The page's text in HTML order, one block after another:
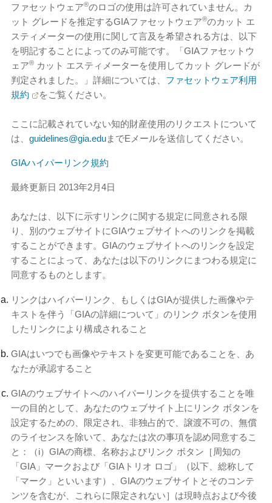
ファセットウェア®のロゴの使用は許可されていません。カ
ット グレードを推定するGIAファセットウェア®のカット エ
スティメーターの使用に関して言及を希望される方は、以下
を明記することによってのみ可能です。「GIAファセットウ
ェア® カット エスティメーターを使用してカット グレードが
判定されました。」詳細については、 ファセットウェア利用
規約
をご覧ください。
ここに記載されていない知的財産使用のリクエストについて
は、 guidelines@gia.eduまでEメールを送信してください。
GIAハイパーリンク規約
最終更新日 2013年2月4日
あなたは、以下に示すリンクに関する規定に同意される限
り、別のウェブサイトにGIAウェブサイトへのリンクを掲載
することができます。GIAのウェブサイトへのリンクを設定
することによって、あなたは以下のリンクにまつわる規定に
同意するものとします。
リンクはハイパーリンク、もしくはGIAが提供した画像やテ
キストを伴う「GIAの詳細について」のリンク ボタンを使用
したリンクにより構成されること
GIAはいつでも画像やテキストを変更可能であることを、あ
なたが承認すること
GIAのウェブサイトへのハイパーリンクを提供することを唯
一の目的として、あなたのウェブサイト上にリンク ボタンを
設定するための、限定され、非独占的で、譲渡不可の、無償
のライセンスを除いて、あなたは次の事項を認め同意するこ
と：（i）GIAの商標、名称およびリンク ボタン［周知の
「GIA」マークおよび「GIAトリオ ロゴ」（以下、総称して
「マーク」といいます）、GIAのウェブサイトとそのコンテ
ンツを含むが、これらに限定されない］は現時点および今後